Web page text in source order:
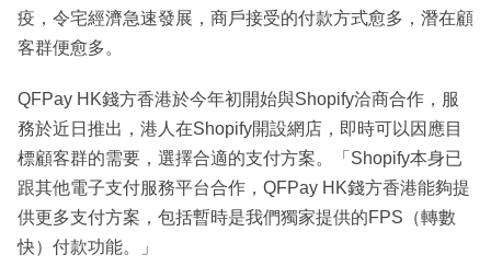
疫，令宅經濟急速發展，商戶接受的付款方式愈多，潛在顧
客群便愈多。
QFPay HK錢方香港於今年初開始與Shopify洽商合作，服
務於近日推出，港人在Shopify開設網店，即時可以因應目
標顧客群的需要，選擇合適的支付方案。「Shopify本身已
跟其他電子支付服務平台合作，QFPay HK錢方香港能夠提
供更多支付方案，包括暫時是我們獨家提供的FPS（轉數
快）付款功能。」